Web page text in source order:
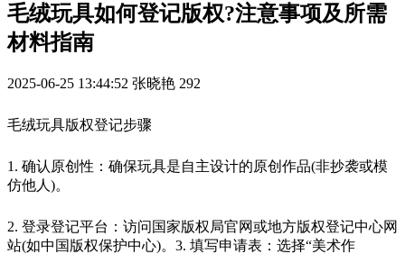
毛绒玩具如何登记版权?注意事项及所需
材料指南
2025-06-25 13:44:52 张晓艳 292
毛绒玩具版权登记步骤
1. 确认原创性：确保玩具是自主设计的原创作品(非抄袭或模
仿他人)。
2. 登录登记平台：访问国家版权局官网或地方版权登记中心网
站(如中国版权保护中心)。3. 填写申请表：选择“美术作